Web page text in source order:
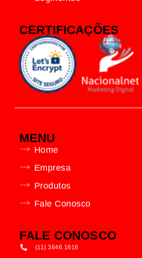
CERTIFICAÇÕES
MENU
Home
Empresa
Produtos
Fale Conosco
FALE CONOSCO
(11) 3646.1616